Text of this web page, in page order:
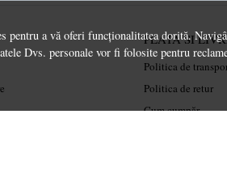
pentru a vă oferi funcționalitatea dorită.
Dvs. personale vor fi folosite pentru
PLATA SI
Politica de
Politica de retur
Cum cumpăr